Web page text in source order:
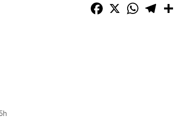
Facebook
X WhatsAppTelegram